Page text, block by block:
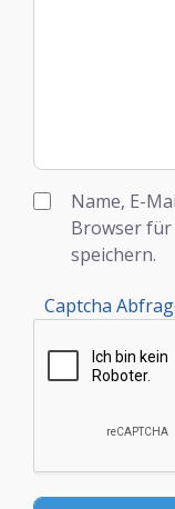
Name, E-
Browser
speichern.
Captcha